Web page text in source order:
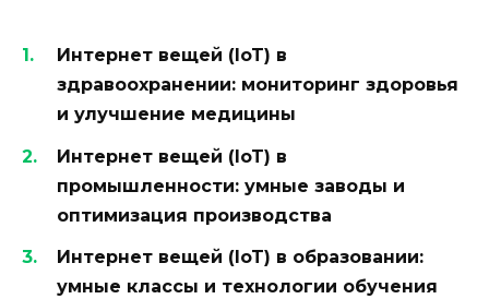
Интернет вещей (IoT) в
здравоохранении: мониторинг здоровья
и улучшение медицины
Интернет вещей (IoT) в
промышленности: умные заводы и
оптимизация производства
Интернет вещей (IoT) в образовании:
умные классы и технологии обучения